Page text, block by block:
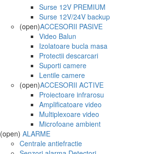
Surse 12V PREMIUM
Surse 12V/24V backup
(open)ACCESORII PASIVE
Video Balun
Izolatoare bucla masa
Protectii descarcari
Suporti camere
Lentile camere
(open)ACCESORII ACTIVE
Proiectoare infrarosu
Amplificatoare video
Multiplexoare video
Microfoane ambient
(open) ALARME
Centrale antiefractie